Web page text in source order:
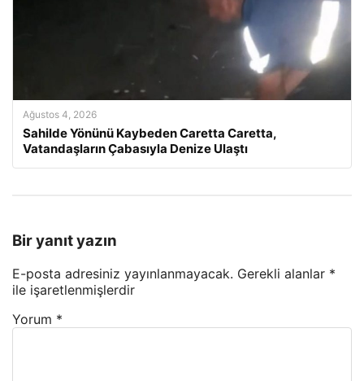
Ağustos 4, 2026
Sahilde Yönünü Kaybeden Caretta Caretta,
Vatandaşların Çabasıyla Denize Ulaştı
Bir yanıt yazın
E-posta adresiniz yayınlanmayacak. Gerekli alanlar *
ile işaretlenmişlerdir
Yorum *